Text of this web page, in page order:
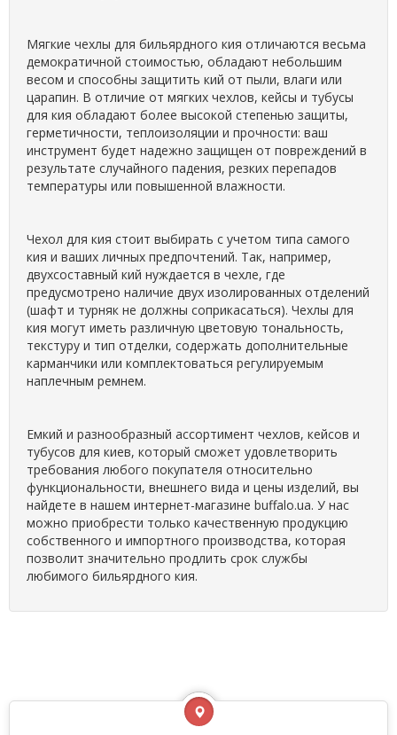
Мягкие чехлы для бильярдного кия отличаются весьма
демократичной стоимостью, обладают небольшим
весом и способны защитить кий от пыли, влаги или
царапин. В отличие от мягких чехлов, кейсы и тубусы
для кия обладают более высокой степенью защиты,
герметичности, теплоизоляции и прочности: ваш
инструмент будет надежно защищен от повреждений в
результате случайного падения, резких перепадов
температуры или повышенной влажности.
Чехол для кия стоит выбирать с учетом типа самого
кия и ваших личных предпочтений. Так, например,
двухсоставный кий нуждается в чехле, где
предусмотрено наличие двух изолированных отделений
(шафт и турняк не должны соприкасаться). Чехлы для
кия могут иметь различную цветовую тональность,
текстуру и тип отделки, содержать дополнительные
карманчики или комплектоваться регулируемым
наплечным ремнем.
Емкий и разнообразный ассортимент чехлов, кейсов и
тубусов для киев, который сможет удовлетворить
требования любого покупателя относительно
функциональности, внешнего вида и цены изделий, вы
найдете в нашем интернет-магазине buffalo.ua. У нас
можно приобрести только качественную продукцию
собственного и импортного производства, которая
позволит значительно продлить срок службы
любимого бильярдного кия.